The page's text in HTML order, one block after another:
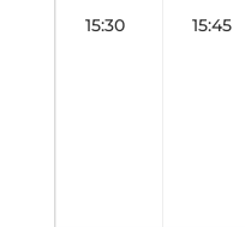
15:30 15:45